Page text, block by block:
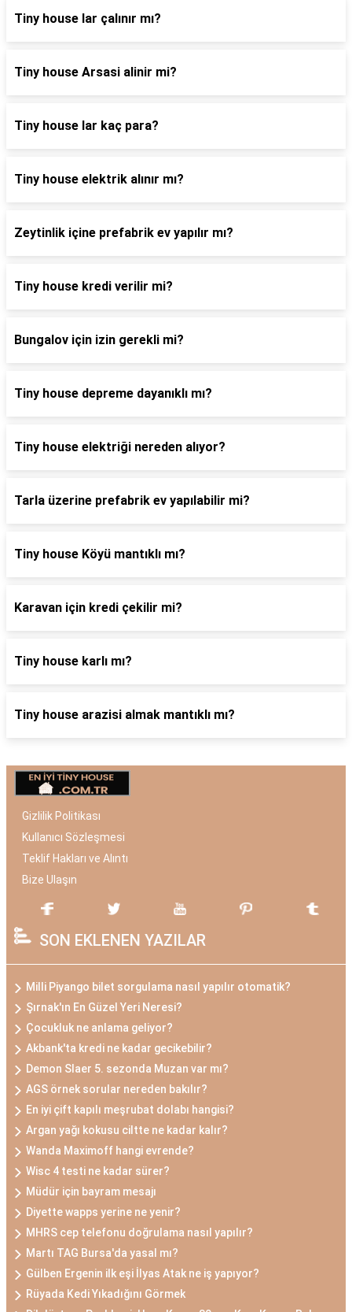
Tiny house lar çalınır mı?
Tiny house Arsasi alinir mi?
Tiny house lar kaç para?
Tiny house elektrik alınır mı?
Zeytinlik içine prefabrik ev yapılır mı?
Tiny house kredi verilir mi?
Bungalov için izin gerekli mi?
Tiny house depreme dayanıklı mı?
Tiny house elektriği nereden alıyor?
Tarla üzerine prefabrik ev yapılabilir mi?
Tiny house Köyü mantıklı mı?
Karavan için kredi çekilir mi?
Tiny house karlı mı?
Tiny house arazisi almak mantıklı mı?
Gizlilik Politikası
Kullanıcı Sözleşmesi
Teklif Hakları ve Alıntı
Bize Ulaşın
SON EKLENEN YAZILAR
Milli Piyango bilet sorgulama nasıl yapılır otomatik?
Şırnak'ın En Güzel Yeri Neresi?
Çocukluk ne anlama geliyor?
Akbank'ta kredi ne kadar gecikebilir?
Demon Slaer 5. sezonda Muzan var mı?
AGS örnek sorular nereden bakılır?
En iyi çift kapılı meşrubat dolabı hangisi?
Argan yağı kokusu ciltte ne kadar kalır?
Wanda Maximoff hangi evrende?
Wisc 4 testi ne kadar sürer?
Müdür için bayram mesajı
Diyette wapps yerine ne yenir?
MHRS cep telefonu doğrulama nasıl yapılır?
Martı TAG Bursa'da yasal mı?
Gülben Ergenin ilk eşi İlyas Atak ne iş yapıyor?
Rüyada Kedi Yıkadığını Görmek